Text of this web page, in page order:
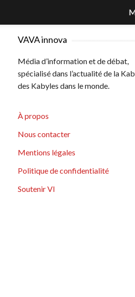
VAVA innova
Média d’information et de débat,
spécialisé dans l’actualité de la
des Kabyles dans le monde.
À propos
Nous contacter
Mentions légales
Politique de confidentialité
Soutenir VI